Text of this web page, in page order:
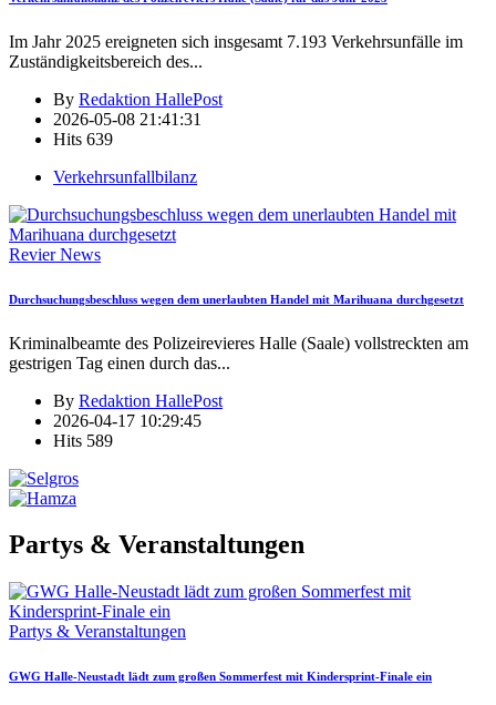
Im Jahr 2025 ereigneten sich insgesamt 7.193 Verkehrsunfälle im
Zuständigkeitsbereich des...
By Redaktion HallePost
2026-05-08 21:41:31
Hits 639
Verkehrsunfallbilanz
Revier News
Durchsuchungsbeschluss wegen dem unerlaubten Handel mit Marihuana durchgesetzt
Kriminalbeamte des Polizeirevieres Halle (Saale) vollstreckten am
gestrigen Tag einen durch das...
By Redaktion HallePost
2026-04-17 10:29:45
Hits 589
Partys & Veranstaltungen
Partys & Veranstaltungen
GWG Halle-Neustadt lädt zum großen Sommerfest mit Kindersprint-Finale ein